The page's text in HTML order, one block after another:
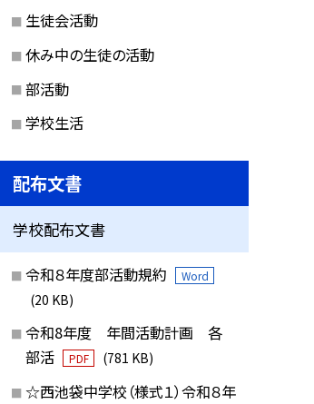
生徒会活動
休み中の生徒の活動
部活動
学校生活
配布文書
学校配布文書
令和８年度部活動規約 Word
(20 KB)
令和8年度 年間活動計画 各
部活
PDF (781 KB)
☆西池袋中学校（様式１）令和８年